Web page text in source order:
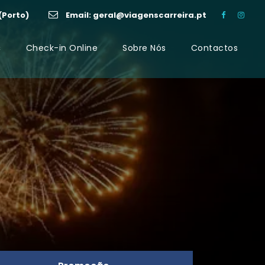
(Porto) Email: geral@viagenscarreira.pt
Check-in Online Sobre Nós Contactos